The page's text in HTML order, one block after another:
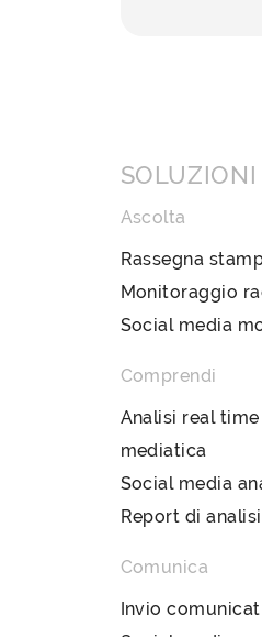
SOLUZIONI
Ascolta
Rassegna
Monitoraggio
Social media
Comprendi
Analisi real
mediatica
Social media
Report di
Comunica
Invio